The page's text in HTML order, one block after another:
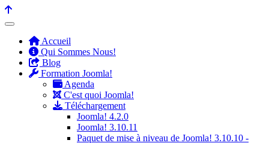
Accueil
Qui Sommes Nous!
Blog
Formation Joomla!
Agenda
C'est quoi Joomla!
Téléchargement
Joomla! 4.2.0
Joomla! 3.10.11
Paquet de mise à niveau de Joomla! 3.10.10 -
précédente
précédent
suivante
suivant